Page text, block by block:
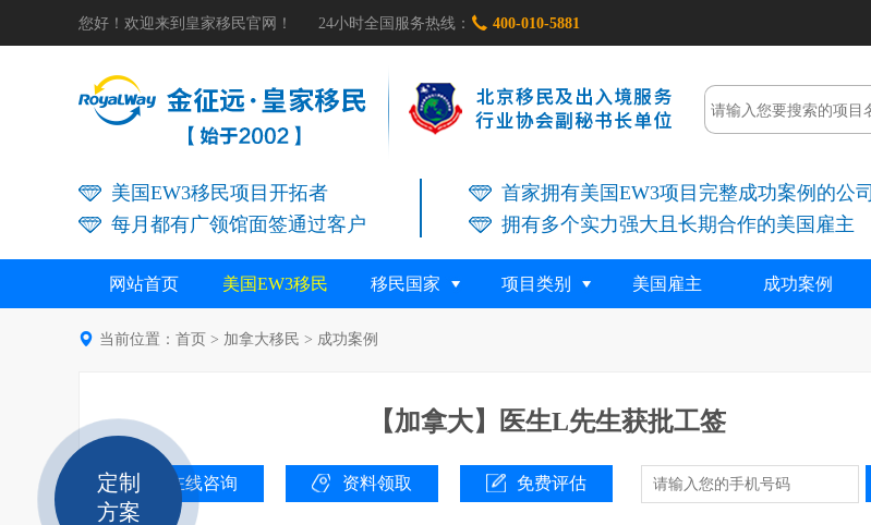
您好！欢迎来到皇家移民官网！ 24小时全国服务热线：  400-010-5881
美国EW3移民项目开拓者
每月都有广领馆面签通过客户
首家拥有美国EW3项目完整成功案例的公司
拥有多个实力强大且长期合作的美国雇主
网站首页 美国EW3移民 移民国家 项目类别 美国雇主 成功案例
 当前位置： 首页 > 加拿大移民 > 成功案例
【加拿大】医生L先生获批工签
在线咨询 资料领取 免费评估
定制
方案